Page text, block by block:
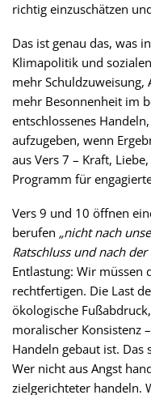
richtig einzuschätzen
Das ist genau das, was
Klimapolitik und
mehr Schuldzuweisung,
mehr Besonnenheit im
entschlossenes
aufzugeben, wenn
aus Vers 7 – Kraft,
Programm für
Vers 9 und 10 öffnen
berufen „nicht nach
Ratschluss und nach der
Entlastung: Wir müssen
rechtfertigen. Die Last
ökologische
moralischer Konsistenz
Handeln gebaut ist. Das
Wer nicht aus Angst
zielgerichteter handeln.